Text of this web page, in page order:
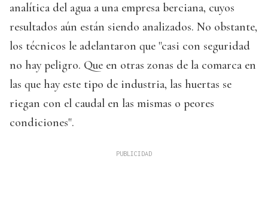
analítica del agua a una empresa berciana, cuyos
resultados aún están siendo analizados. No obstante,
los técnicos le adelantaron que "casi con seguridad
no hay peligro. Que en otras zonas de la comarca en
las que hay este tipo de industria, las huertas se
riegan con el caudal en las mismas o peores
condiciones".